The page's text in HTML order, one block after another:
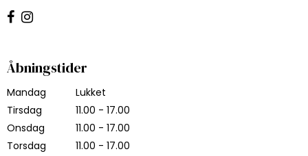
Åbningstider
Mandag
Lukket
Tirsdag
11.00 - 17.00
Onsdag
11.00 - 17.00
Torsdag
11.00 - 17.00